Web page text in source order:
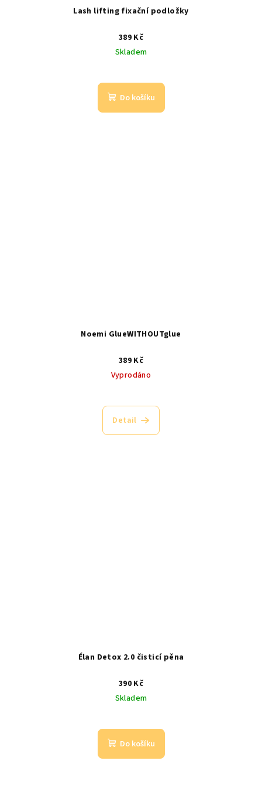
Lash lifting fixační podložky
389 Kč
Skladem
Do košíku
Noemi GlueWITHOUTglue
389 Kč
Vyprodáno
Detail
Élan Detox 2.0 čisticí pěna
390 Kč
Skladem
Do košíku